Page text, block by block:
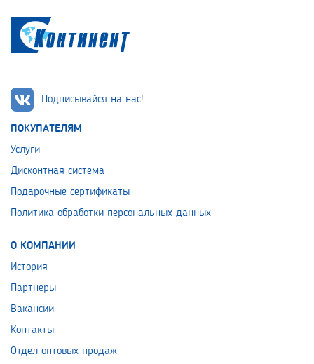
Подписывайся на нас!
ПОКУПАТЕЛЯМ
Услуги
Дисконтная система
Подарочные сертификаты
Политика обработки персональных данных
О КОМПАНИИ
История
Партнеры
Вакансии
Контакты
Отдел оптовых продаж